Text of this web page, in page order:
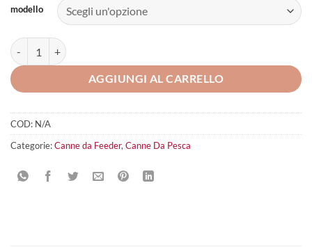
modello
ITALICA SINTEX FEED quantità
AGGIUNGI AL CARRELLO
COD: N/A
Categorie:Canne da Feeder, Canne Da Pesca